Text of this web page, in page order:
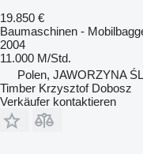
19.850 €
Baumaschinen -
2004
11.000 M/Std.
Polen, JAWORZYNA
Timber Krzysztof Dobosz
Verkäufer kontaktieren